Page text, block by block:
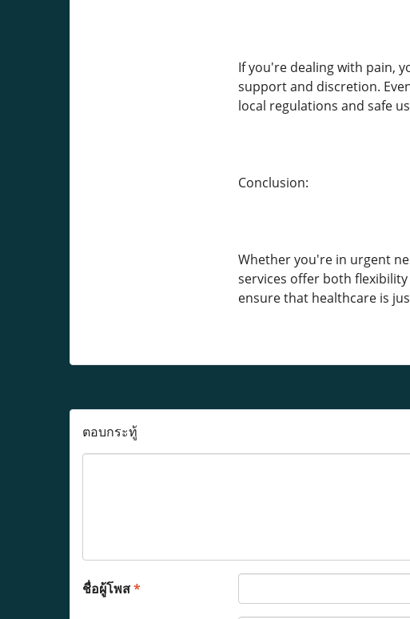
If you're dealing with pain,
support and discretion.
local regulations and safe
Conclusion:
Whether you're in urgent
services offer both
ensure that healthcare is
ตอบกระทู้
ชื่อผู้โพส*